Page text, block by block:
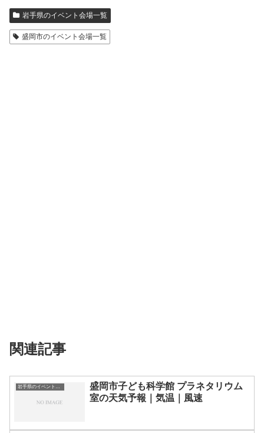
岩手県のイベント会場一覧
盛岡市のイベント会場一覧
関連記事
岩手県のイベント会場一覧
盛岡市子ども科学館 プラネタリウム
室の天気予報｜気温｜風速